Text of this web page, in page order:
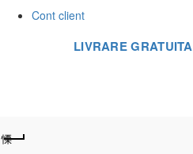
Cont client
LIVRARE GRATUITA